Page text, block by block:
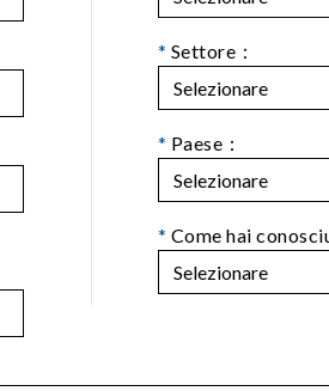
* Settore：
* Paese：
* Come hai